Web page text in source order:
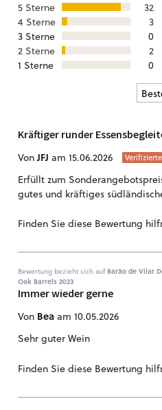
5 Sterne
32
4 Sterne
3
3 Sterne
0
2 Sterne
2
1 Sterne
0
Kräftiger runder
VonJFJ am 15.06.2026
Erfüllt zum
gutes und kräftiges
Finden Sie diese Bewertung
Bewertung bezieht sich aufBarão de Vilar
Oak Barrels 2023
Immer wieder gerne
Von Bea am 10.05.2026
Sehr guter Wein
Finden Sie diese Bewertung